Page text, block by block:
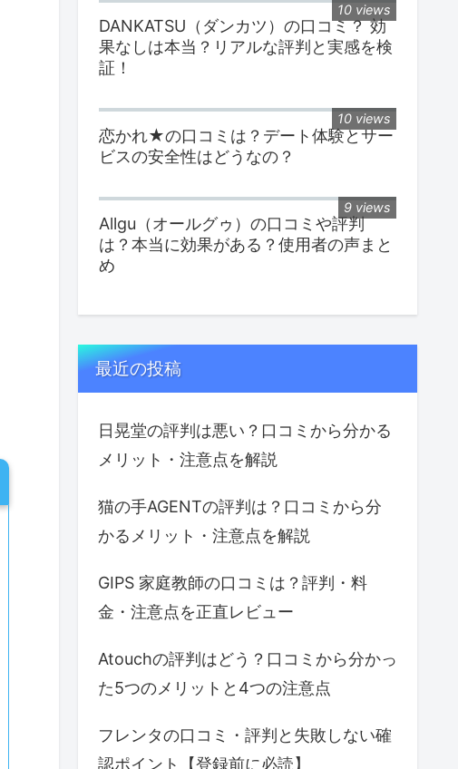
DANKATSU（ダンカツ）の口コミ？ 効
果なしは本当？リアルな評判と実感を検
証！
10 views
恋かれ★の口コミは？デート体験とサー
ビスの安全性はどうなの？
10 views
Allgu（オールグゥ）の口コミや評判
は？本当に効果がある？使用者の声まと
め
9 views
最近の投稿
日晃堂の評判は悪い？口コミから分かる
メリット・注意点を解説
猫の手AGENTの評判は？口コミから分
かるメリット・注意点を解説
GIPS 家庭教師の口コミは？評判・料
金・注意点を正直レビュー
Atouchの評判はどう？口コミから分かっ
た5つのメリットと4つの注意点
フレンタの口コミ・評判と失敗しない確
認ポイント【登録前に必読】